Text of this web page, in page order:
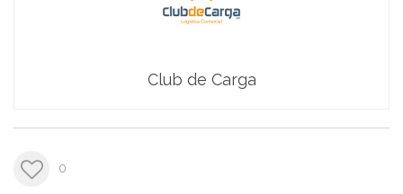
Club de Carga
0